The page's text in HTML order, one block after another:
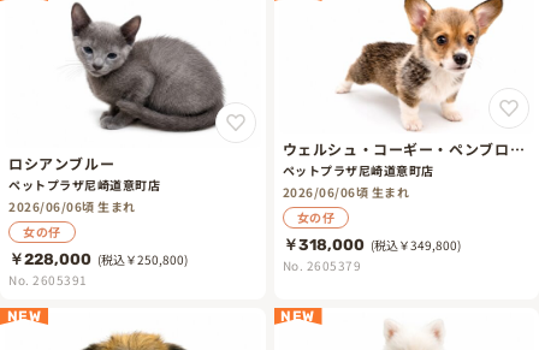
ロシアンブルー
ペットプラザ尼崎道意町店
2026/06/06頃 生まれ
女の仔
￥228,000 (税込￥250,800)
No. 2605391
ウェルシュ・コーギー・ペンブロー
ク
ペットプラザ尼崎道意町店
2026/06/06頃 生まれ
女の仔
￥318,000 (税込￥349,800)
No. 2605379
NEW NEW